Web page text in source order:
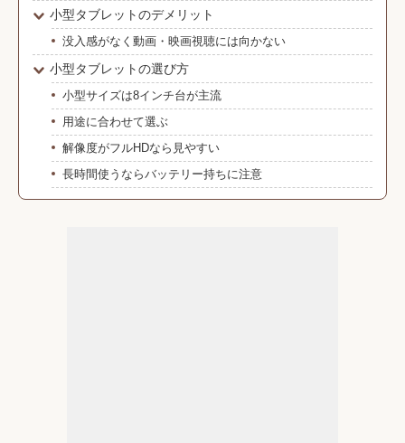
小型タブレットのデメリット
没入感がなく動画・映画視聴には向かない
小型タブレットの選び方
小型サイズは8インチ台が主流
用途に合わせて選ぶ
解像度がフルHDなら見やすい
長時間使うならバッテリー持ちに注意
SIMフリーならどこでもネットワークを利用可能